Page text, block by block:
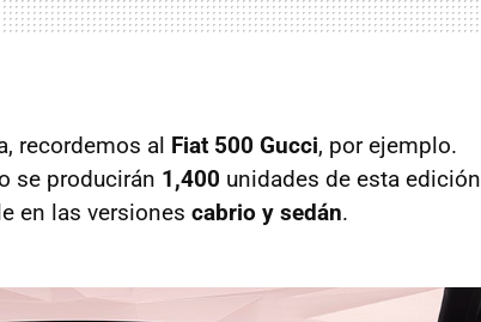
recordemos al Fiat 500 Gucci, por ejemplo.
se producirán 1,400 unidades de esta edición
en las versiones cabrio y sedán.